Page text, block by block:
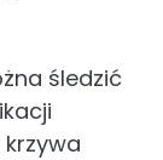
śledzić